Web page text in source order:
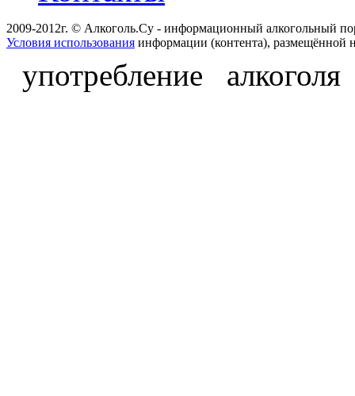
2009-2012г. © Алкоголь.Су - информационный алкогольный
Условия использования информации (контента), размещённой
употребление